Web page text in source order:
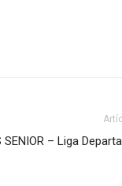
SENIOR – Liga